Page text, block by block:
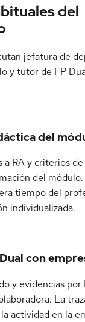
del
jefatura de
y tutor de FP
del
a RA y criterios
del
tiempo del
individualizada.
con
y evidencias por
La
actividad en la